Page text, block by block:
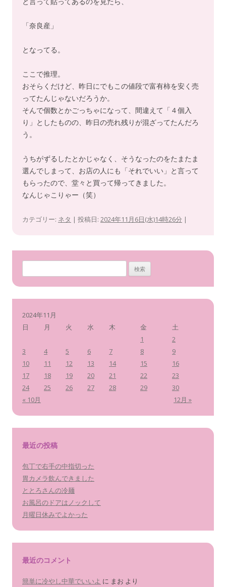
「奈良産」
となってる。
ここで推理。
おそらくだけど、昨日にでもこの値段で富有柿を安く売
ってたんじゃないだろうか。
そんで個数とかごっちゃになって、間違えて「４個入
り」としたものの、昨日の売れ残りが混ざってたんだろ
う。
うちがずるしたとかじゃなく、そうなったのをたまたま
選んでしまって、お店の人にも「それでいい」と言って
もらったので、堂々と買って帰ってきました。
なんじゃこりゃー（笑）
カテゴリー: ネタ | 投稿日: 2024年11月6日(水)14時26分 |
索
2024年11月
日
月 火 水 木 金 土
« 10月 12月 »
1
2
3
4 5 6 7 8
9
10
11 12 13 14 15
16
17
18 19 20 21 22
23
24
25 26 27 28 29 30
最近の投稿
包丁で右手の中指切った
胃カメラ飲んできました
ととろさんの冷麺
お風呂のドアはノックして
月曜日休みでよかった
最近のコメント
簡単に冷やし中華でいいよ に まお より